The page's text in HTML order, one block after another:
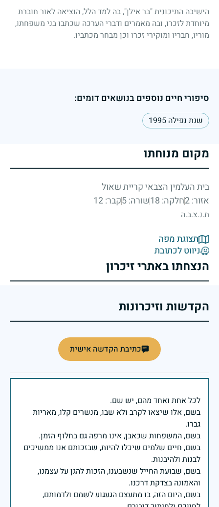
הישיבה התיכונית "בר אילן", בה למד הלל, הוציאה לאור חוברת
מיוחדת לזכרו, ובה מאמרים ודברי הערכה שכתבו בני משפחתו,
מוריו, חבריו ומוקירי זכרו וכן מבחר מכתביו.
סיפורי חיים נוספים בנושאים דומים:
שנת נפילה 1995
מקום מנוחתו
בית העלמין הצבאי קריית שאול
אזור: 2
חלקה: 18 שורה: 5 קבר: 12
ת.נ.צ.ב.ה
תצוגת מפה
ניווט לכתובת
הנצחתו באתרי זיכרון
הקדשות וזיכרונות
כתיבת הקדשה אישית
בשם, אלו שיצאו לקרב ולא שבו, מנשרים קלו, מאריות
בשם, חיים שלמים שיכלו להיות, שבזכותם אנו ממשיכים
בשם, שבועת החייל שנשבענו, הזכות להגן על עצמנו,
בשם, היום הזה, בו מתעצם הגעגוע לשמם ולדמותם,